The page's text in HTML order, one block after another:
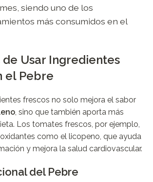
siendo uno de los
más consumidos en el
de Usar Ingredientes
el Pebre
frescos no solo mejora el sabor
, sino que también aporta más
Los tomates frescos, por ejemplo,
como el licopeno, que ayuda
y mejora la salud cardiovascular.
del Pebre